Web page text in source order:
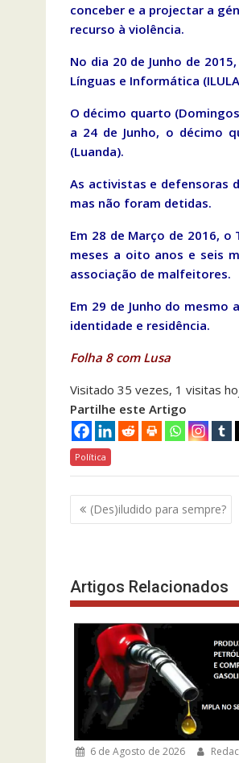
conceber e a projectar a
recurso à violência.
No dia 20 de Junho de
Línguas e Informática
O décimo quarto
a 24 de Junho, o décimo
(Luanda).
As activistas e defensoras
mas não foram detidas.
Em 28 de Março de 2016,
meses a oito anos e seis
associação de malfeitores.
Em 29 de Junho do
identidade e residência.
Folha 8 com Lusa
Visitado 35 vezes, 1 visitas
Partilhe este Artigo
Política
Navegação
de
(Des)iludido para sempre?
Artigos Relacionados
6 de Agosto de 2026